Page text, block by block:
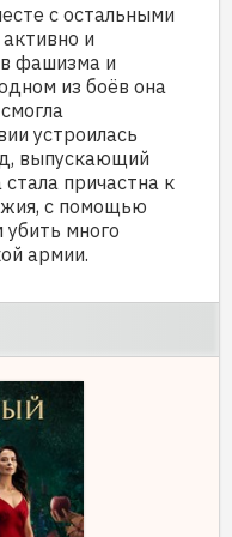
с остальными
и
фашизма и
из боёв она
устроилась
выпускающий
причастна к
с помощью
много
армии.